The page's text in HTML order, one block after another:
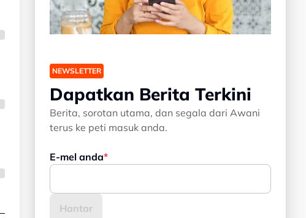
NEWSLETTER
Dapatkan Berita Terkini
Berita, sorotan utama, dan segala dari Awani
terus ke peti masuk anda.
E-mel anda